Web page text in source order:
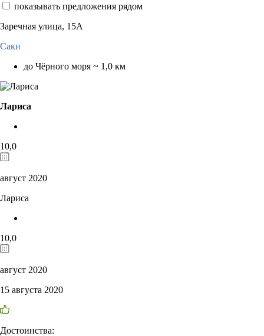
показывать предложения рядом
Заречная улица, 15А
Саки
до Чёрного моря ~ 1,0 км
Лариса
10,0
август 2020
Лариса
10,0
август 2020
15 августа 2020
Достоинства: